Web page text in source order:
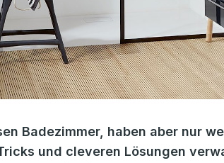
Badezimmer, haben aber nur
und cleveren Lösungen